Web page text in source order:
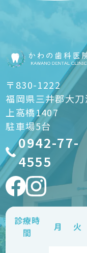
〒830-1222
福岡県三井郡大刀
上高橋1407
駐車場5台
0942-77-
4555
診療時
間
月 火